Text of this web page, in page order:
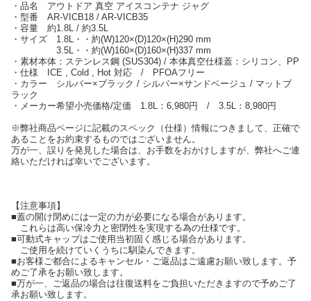
・品名 アウトドア 真空 アイスコンテナ ジャグ
・型番 AR-VICB18 / AR-VICB35
・容量 約1.8L / 約3.5L
・サイズ 1.8L・・約(W)120×(D)120×(H)290 mm
3.5L・・約(W)160×(D)160×(H)337 mm
・素材本体：ステンレス鋼 (SUS304) / 本体真空仕様蓋：シリコン、PP
・仕様 ICE , Cold , Hot 対応 / PFOAフリー
・カラー シルバー×ブラック / シルバー×サンドベージュ / マットブ
ラック
・メーカー希望小売価格/定価 1.8L：6,980円 / 3.5L：8,980円
※弊社商品ページに記載のスペック（仕様）情報につきまして、正確で
あることをお約束するものではございません。
万が一、誤りを発見した場合は、お手数をおかけしますが、弊社へご連
絡いただければ幸いでございます。
【注意事項】
■蓋の開け閉めには一定の力が必要になる場合があります。
これらは高い保冷力と密閉性を実現する為の仕様です。
■可動式キャップはご使用当初固く感じる場合があります。
ご使用を続けていくうちに馴染んできます。
■お客様ご都合によるキャンセル・ご返品はご遠慮お願い致します。予
めご了承をお願い致します。
■万が一、ご返品の場合は往復送料をご負担いただきますので予めご了
承お願い致します。